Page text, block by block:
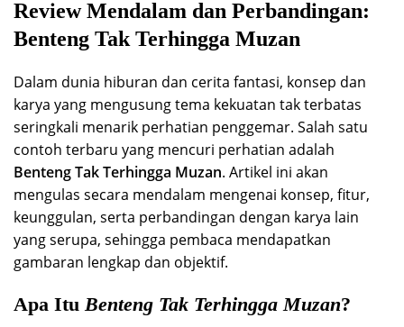
Review Mendalam dan Perbandingan:
Benteng Tak Terhingga Muzan
Dalam dunia hiburan dan cerita fantasi, konsep dan
karya yang mengusung tema kekuatan tak terbatas
seringkali menarik perhatian penggemar. Salah satu
contoh terbaru yang mencuri perhatian adalah
Benteng Tak Terhingga Muzan. Artikel ini akan
mengulas secara mendalam mengenai konsep, fitur,
keunggulan, serta perbandingan dengan karya lain
yang serupa, sehingga pembaca mendapatkan
gambaran lengkap dan objektif.
Apa Itu Benteng Tak Terhingga Muzan?